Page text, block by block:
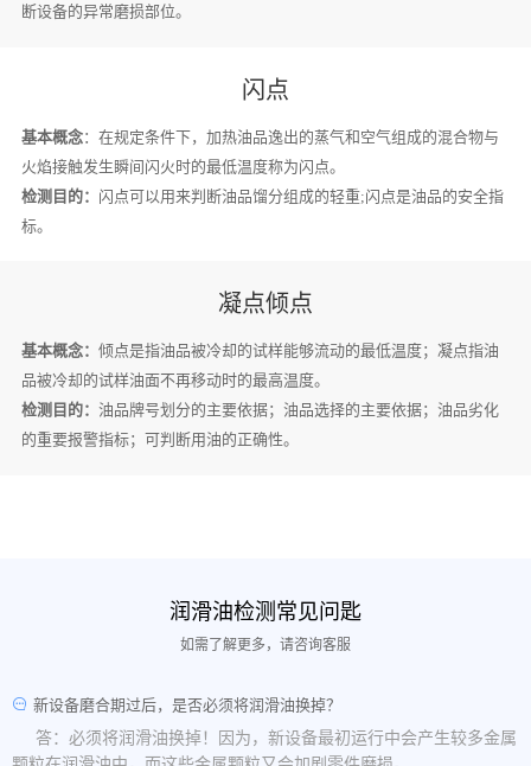
断设备的异常磨损部位。
闪点
基本概念：在规定条件下，加热油品逸出的蒸气和空气组成的混合物与
火焰接触发生瞬间闪火时的最低温度称为闪点。
检测目的： 闪点可以用来判断油品馏分组成的轻重;闪点是油品的安全指
标。
凝点倾点
基本概念： 倾点是指油品被冷却的试样能够流动的最低温度；凝点指油
品被冷却的试样油面不再移动时的最高温度。
检测目的： 油品牌号划分的主要依据；油品选择的主要依据；油品劣化
的重要报警指标；可判断用油的正确性。
润滑油检测常见问匙
如需了解更多，请咨询客服
新设备磨合期过后，是否必须将润滑油换掉？
答：必须将润滑油换掉！因为，新设备最初运行中会产生较多金属